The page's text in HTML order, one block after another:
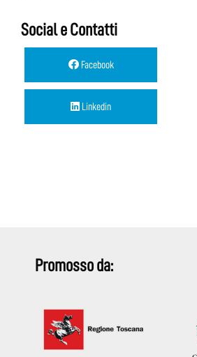
Social e Contatti
Facebook
Linkedin
Promosso da: